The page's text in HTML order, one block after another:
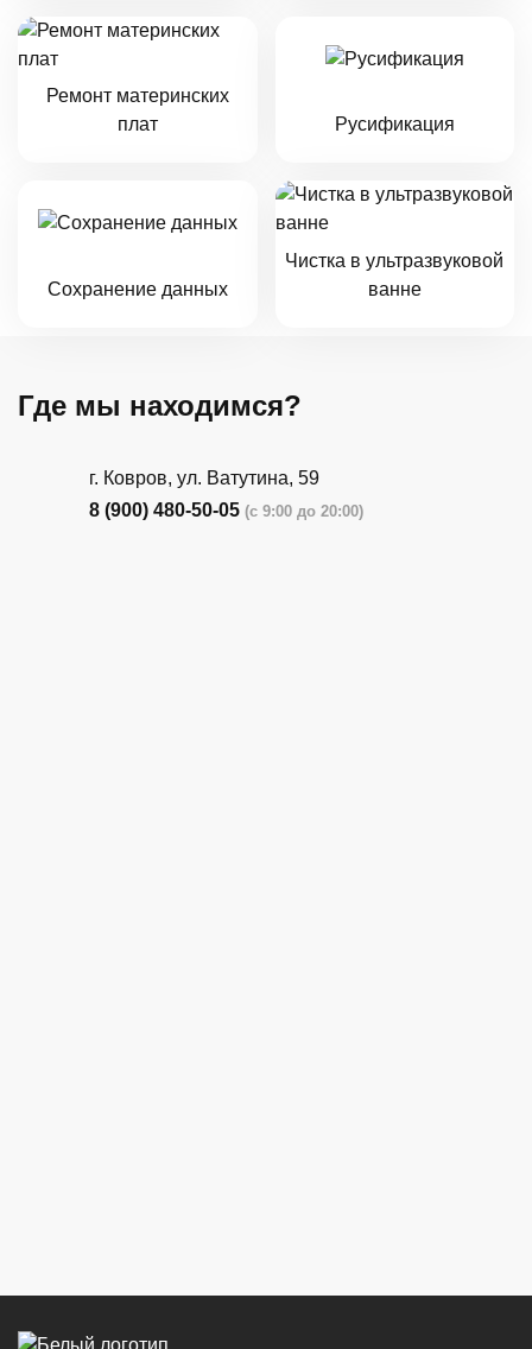
Ремонт материнских
плат
Русификация
Сохранение данных
Чистка в ультразвуковой
ванне
Где мы находимся?
г. Ковров, ул. Ватутина, 59
8 (900) 480-50-05 (с 9:00 до 20:00)